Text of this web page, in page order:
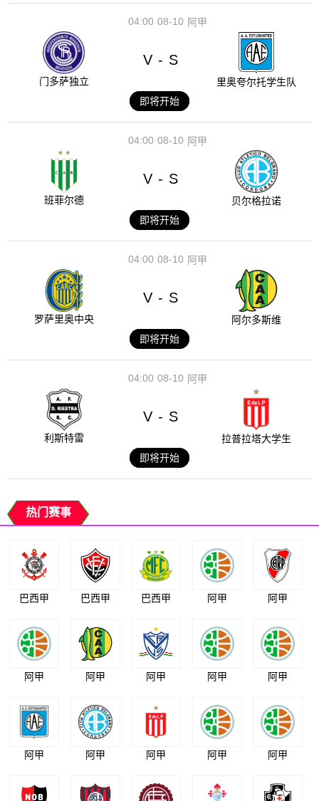
08-10
04:00 阿甲
门多萨独立
V - S
里奥夸尔托学生队
即将开始
08-10
04:00 阿甲
班菲尔德
V - S
贝尔格拉诺
即将开始
08-10
04:00 阿甲
罗萨里奥中央
V - S
阿尔多斯维
即将开始
08-10
04:00 阿甲
利斯特雷
V - S
拉普拉塔大学生
即将开始
热门赛事
巴西甲 巴西甲 巴西甲 阿甲 阿甲
阿甲 阿甲 阿甲 阿甲 阿甲
阿甲 阿甲 阿甲 阿甲 阿甲